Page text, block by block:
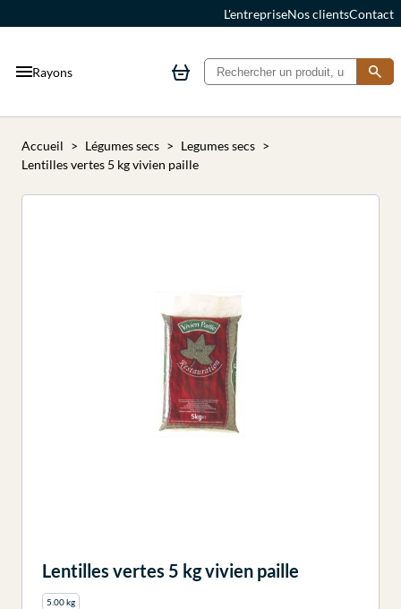
L'entrepriseNos clientsContact
Rayons
Accueil Légumes secs
Legumes secs
Lentilles vertes 5 kg vivien paille
Lentilles vertes 5 kg vivien paille
5.00 kg